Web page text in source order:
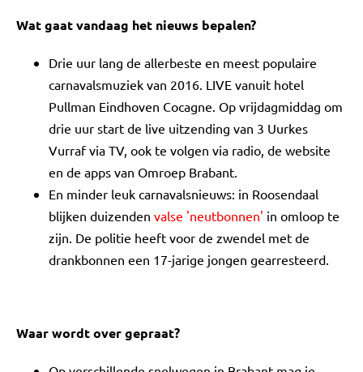
Wat gaat vandaag het nieuws bepalen?
Drie uur lang de allerbeste en meest populaire
carnavalsmuziek van 2016. LIVE vanuit hotel
Pullman Eindhoven Cocagne. Op vrijdagmiddag om
drie uur start de live uitzending van 3 Uurkes
Vurraf via TV, ook te volgen via radio, de website
en de apps van Omroep Brabant.
En minder leuk carnavalsnieuws: in Roosendaal
blijken duizenden valse 'neutbonnen' in omloop te
zijn. De politie heeft voor de zwendel met de
drankbonnen een 17-jarige jongen gearresteerd.
Waar wordt over gepraat?